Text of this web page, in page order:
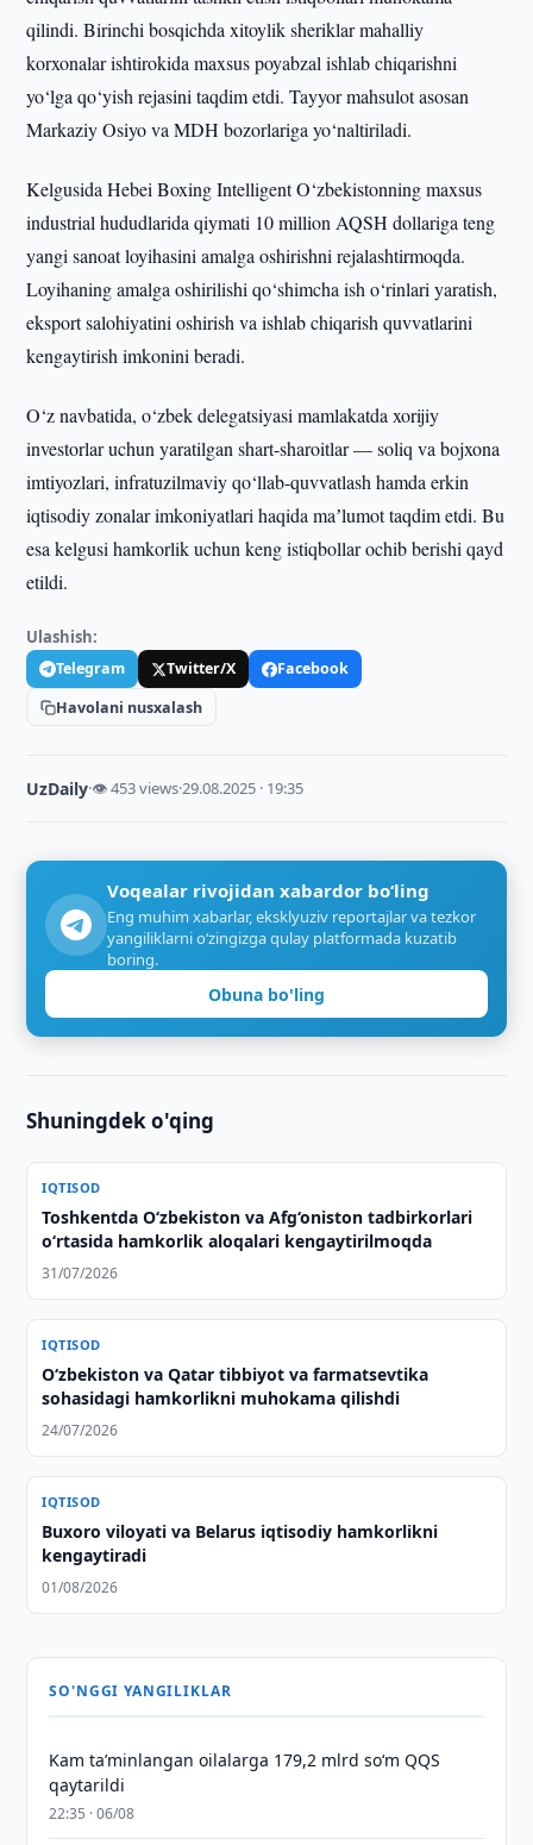
qilindi. Birinchi bosqichda xitoylik sheriklar mahalliy
korxonalar ishtirokida maxsus poyabzal ishlab chiqarishni
yo‘lga qo‘yish rejasini taqdim etdi. Tayyor mahsulot asosan
Markaziy Osiyo va MDH bozorlariga yo‘naltiriladi.
Kelgusida Hebei Boxing Intelligent O‘zbekistonning maxsus
industrial hududlarida qiymati 10 million AQSH dollariga teng
yangi sanoat loyihasini amalga oshirishni rejalashtirmoqda.
Loyihaning amalga oshirilishi qo‘shimcha ish o‘rinlari yaratish,
eksport salohiyatini oshirish va ishlab chiqarish quvvatlarini
kengaytirish imkonini beradi.
O‘z navbatida, o‘zbek delegatsiyasi mamlakatda xorijiy
investorlar uchun yaratilgan shart-sharoitlar — soliq va bojxona
imtiyozlari, infratuzilmaviy qo‘llab-quvvatlash hamda erkin
iqtisodiy zonalar imkoniyatlari haqida maʼlumot taqdim etdi. Bu
esa kelgusi hamkorlik uchun keng istiqbollar ochib berishi qayd
etildi.
Ulashish:
Telegram Twitter/X
Facebook
Havolani nusxalash
UzDaily·👁 453 views·29.08.2025 · 19:35
Voqealar rivojidan xabardor bo‘ling
Eng muhim xabarlar, eksklyuziv reportajlar va tezkor
yangiliklarni o‘zingizga qulay platformada kuzatib
boring.
Obuna bo'ling
Shuningdek o'qing
IQTISOD
Toshkentda O‘zbekiston va Afg‘oniston tadbirkorlari
o‘rtasida hamkorlik aloqalari kengaytirilmoqda
31/07/2026
IQTISOD
Oʻzbekiston va Qatar tibbiyot va farmatsevtika
sohasidagi hamkorlikni muhokama qilishdi
24/07/2026
IQTISOD
Buxoro viloyati va Belarus iqtisodiy hamkorlikni
kengaytiradi
01/08/2026
SO'NGGI YANGILIKLAR
Kam taʼminlangan oilalarga 179,2 mlrd so‘m QQS
qaytarildi
22:35 · 06/08